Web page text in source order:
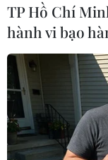
TP Hồ Chí
hành vi bạo